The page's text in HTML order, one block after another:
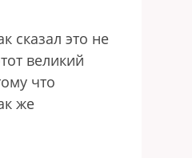
сказал это не
великий
что
же